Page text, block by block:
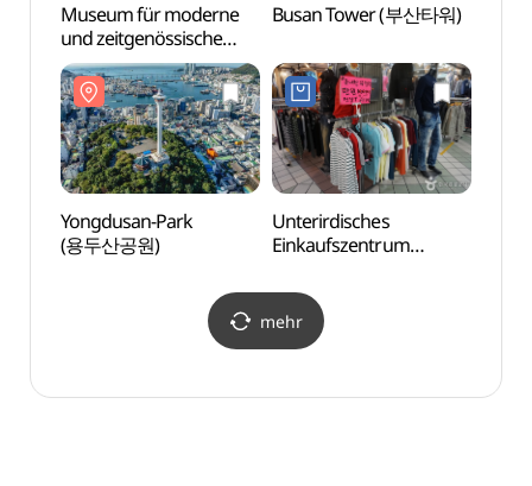
Museum für moderne
und zeitgenössische
Geschichte Busan
(부산근현대역사관 본관)
Busan Tower (부산타워)
Yongdusan-Park
(용두산공원)
Unterirdisches
Einkaufszentrum
지하도상가)
mehr